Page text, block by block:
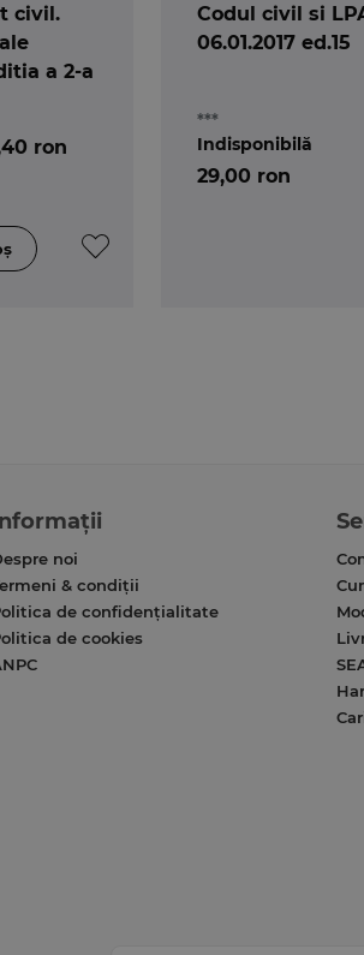
civil.
a 2-a
ron
Codul civil si
06.01.2017 ed.15
***
29,00 ron
Indisponibilă
noi
& condiții
de confidențialitate
de cookies